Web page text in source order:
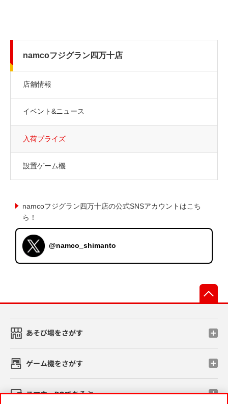
namcoフジグラン四万十店
店舗情報
イベント&ニュース
入荷プライズ
設置ゲーム機
namcoフジグラン四万十店の公式SNSアカウントはこち
ら！
@namco_shimanto
あそび場をさがす
ゲーム機をさがす
スマホ・PCであそぶ